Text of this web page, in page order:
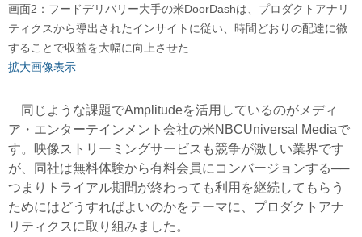
画面2：フードデリバリー大手の米DoorDashは、プロダクトアナリ
ティクスから導出されたインサイトに従い、時間どおりの配達に徹
することで収益を大幅に向上させた
拡大画像表示
同じような課題でAmplitudeを活用しているのがメディ
ア・エンターテインメント会社の米NBCUniversal Mediaで
す。映像ストリーミングサービスも競争が激しい業界です
が、同社は無料体験から有料会員にコンバージョンする──
つまりトライアル期間が終わっても利用を継続してもらう
ためにはどうすればよいのかをテーマに、プロダクトアナ
リティクスに取り組みました。